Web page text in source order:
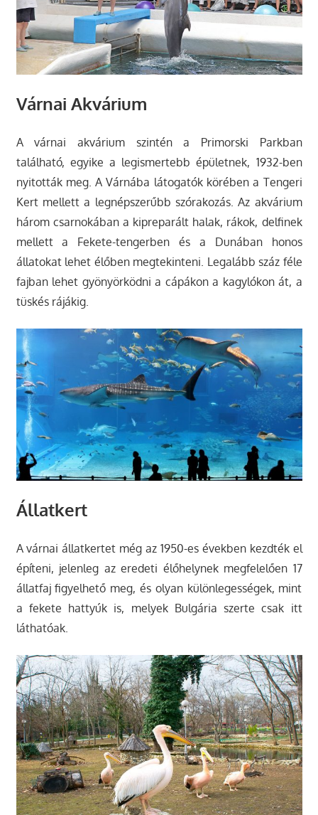
Várnai Akvárium
A várnai akvárium szintén a Primorski Parkban
található, egyike a legismertebb épületnek, 1932-ben
nyitották meg. A Várnába látogatók körében a Tengeri
Kert mellett a legnépszerűbb szórakozás. Az akvárium
három csarnokában a kipreparált halak, rákok, delfinek
mellett a Fekete-tengerben és a Dunában honos
állatokat lehet élőben megtekinteni. Legalább száz féle
fajban lehet gyönyörködni a cápákon a kagylókon át, a
tüskés rájákig.
Állatkert
A várnai állatkertet még az 1950-es években kezdték el
építeni, jelenleg az eredeti élőhelynek megfelelően 17
állatfaj figyelhető meg, és olyan különlegességek, mint
a fekete hattyúk is, melyek Bulgária szerte csak itt
láthatóak.